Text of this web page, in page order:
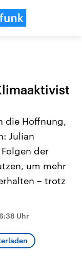
die Vereinigten
mächtigsten Ländern
Weltgeschehen.
die Hoffnung,
Julian
der
um mehr
– trotz
Uhr